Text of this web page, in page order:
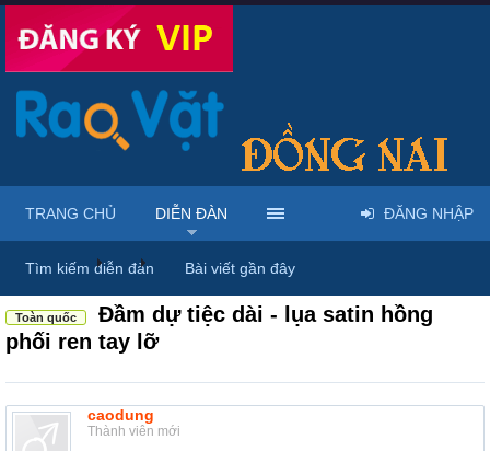
Diễn đàn ... Mua bán thời trang nam nữ
Toàn quốc
Đầm dự tiệc dài - lụa satin hồng
phối ren tay lỡ
caodung
Thành viên mới
TRANG CHỦ DIỄN ĐÀN
Tìm kiếm diễn đàn Bài viết gần đây
ĐĂNG NHẬP